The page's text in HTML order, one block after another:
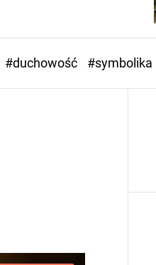
#duchowość #symbolika